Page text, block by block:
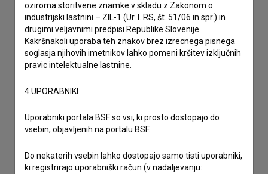
Sprejemamsplošne pogojein dajemsoglasje
oziroma storitvene znamke v skladu z Zakonom o
industrijski lastnini – ZIL-1 (Ur. l. RS, št. 51/06 in spr.) in
drugimi veljavnimi predpisi Republike Slovenije.
Kakršnakoli uporaba teh znakov brez izrecnega pisnega
soglasja njihovih imetnikov lahko pomeni kršitev izključnih
pravic intelektualne lastnine.
4.UPORABNIKI
Uporabniki portala BSF so vsi, ki prosto dostopajo do
vsebin, objavljenih na portalu BSF.
Do nekaterih vsebin lahko dostopajo samo tisti uporabniki,
ki registrirajo uporabniški račun (v nadaljevanju: